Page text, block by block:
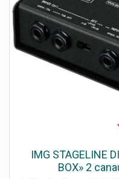
IMG STAGELINE
BOX» 2